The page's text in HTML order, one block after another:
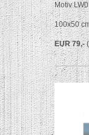
Motiv
100x50
EUR 79,-